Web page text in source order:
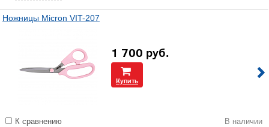
Ножницы Micron VIT-207
1 700 руб.
Купить
К сравнению В наличии